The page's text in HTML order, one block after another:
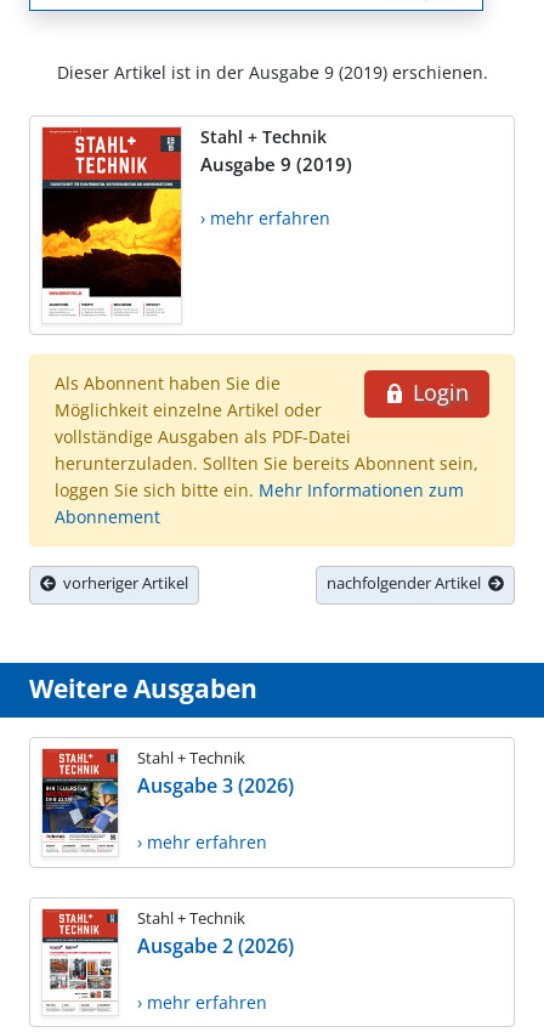
Dieser Artikel ist in der Ausgabe 9 (2019) erschienen.
Stahl + Technik
Ausgabe 9 (2019)
› mehr erfahren
Login
Als Abonnent haben Sie die
Möglichkeit einzelne Artikel oder
vollständige Ausgaben als PDF-Datei
herunterzuladen. Sollten Sie bereits Abonnent sein,
loggen Sie sich bitte ein. Mehr Informationen zum
Abonnement
vorheriger Artikel nachfolgender Artikel
Weitere Ausgaben
Stahl + Technik
Ausgabe 3 (2026)
› mehr erfahren
Stahl + Technik
Ausgabe 2 (2026)
› mehr erfahren